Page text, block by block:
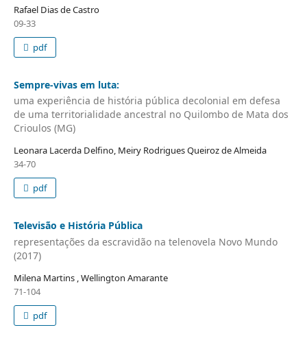
Rafael Dias de Castro
09-33
pdf
Sempre-vivas em luta:
uma experiência de história pública decolonial em defesa
de uma territorialidade ancestral no Quilombo de Mata dos
Crioulos (MG)
Leonara Lacerda Delfino, Meiry Rodrigues Queiroz de Almeida
34-70
pdf
Televisão e História Pública
representações da escravidão na telenovela Novo Mundo
(2017)
Milena Martins , Wellington Amarante
71-104
pdf